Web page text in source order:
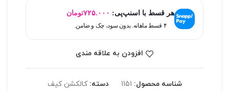
هر قسط با اسنپ‌پی: ۷۲۵.۰۰۰تومان
۴ قسط ماهانه. بدون سود، چک و ضامن.
افزودن به علاقه مندی
شناسه محصول: 1151 دسته: کالکشن کیف